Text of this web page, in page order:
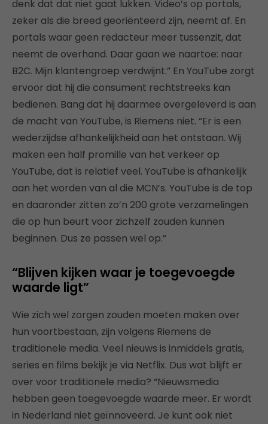
denk dat dat niet gaat lukken. Video’s op portals,
zeker als die breed georiënteerd zijn, neemt af. En
portals waar geen redacteur meer tussenzit, dat
neemt de overhand. Daar gaan we naartoe: naar
B2C. Mijn klantengroep verdwijnt.” En YouTube zorgt
ervoor dat hij die consument rechtstreeks kan
bedienen. Bang dat hij daarmee overgeleverd is aan
de macht van YouTube, is Riemens niet. “Er is een
wederzijdse afhankelijkheid aan het ontstaan. Wij
maken een half promille van het verkeer op
YouTube, dat is relatief veel. YouTube is afhankelijk
aan het worden van al die MCN’s. YouTube is de top
en daaronder zitten zo’n 200 grote verzamelingen
die op hun beurt voor zichzelf zouden kunnen
beginnen. Dus ze passen wel op.”
“Blijven kijken waar je toegevoegde
waarde ligt”
Wie zich wel zorgen zouden moeten maken over
hun voortbestaan, zijn volgens Riemens de
traditionele media. Veel nieuws is inmiddels gratis,
series en films bekijk je via Netflix. Dus wat blijft er
over voor traditionele media? “Nieuwsmedia
hebben geen toegevoegde waarde meer. Er wordt
in Nederland niet geïnnoveerd. Je kunt ook niet